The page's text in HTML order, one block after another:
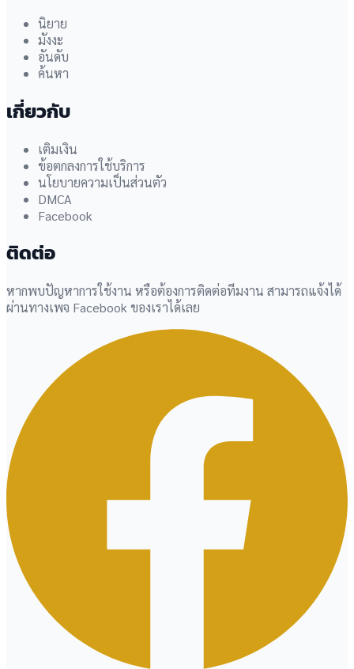
นิยาย
มังงะ
อันดับ
ค้นหา
เกี่ยวกับ
เติมเงิน
ข้อตกลงการใช้บริการ
นโยบายความเป็นส่วนตัว
DMCA
Facebook
ติดต่อ
หากพบปัญหาการใช้งาน หรือต้องการติดต่อทีมงาน สามารถแจ้งได้
ผ่านทางเพจ Facebook ของเราได้เลย